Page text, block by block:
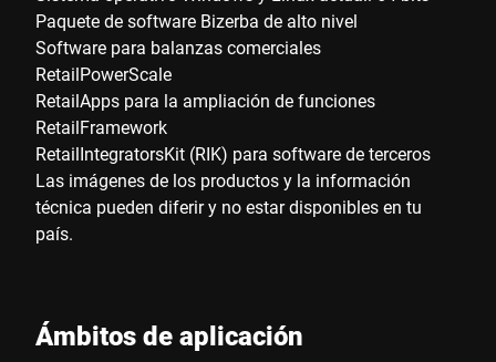
Paquete de software Bizerba de alto nivel
Software para balanzas comerciales
RetailPowerScale
RetailApps para la ampliación de funciones
RetailFramework
RetailIntegratorsKit (RIK) para software de terceros
Las imágenes de los productos y la información
técnica pueden diferir y no estar disponibles en tu
país.
Ámbitos de aplicación